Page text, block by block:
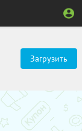
Загрузить